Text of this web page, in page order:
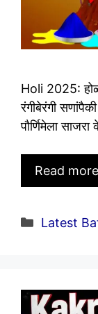
Holi 2025:
रंगीबेरंगी
पौर्णिमेला
Read more
Latest